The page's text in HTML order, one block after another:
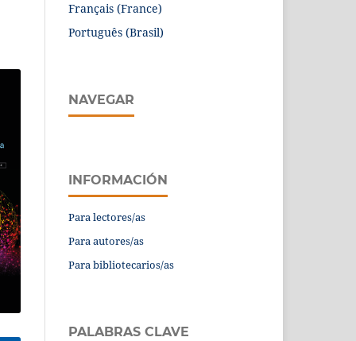
Français (France)
Português (Brasil)
NAVEGAR
INFORMACIÓN
Para lectores/as
Para autores/as
Para bibliotecarios/as
PALABRAS CLAVE